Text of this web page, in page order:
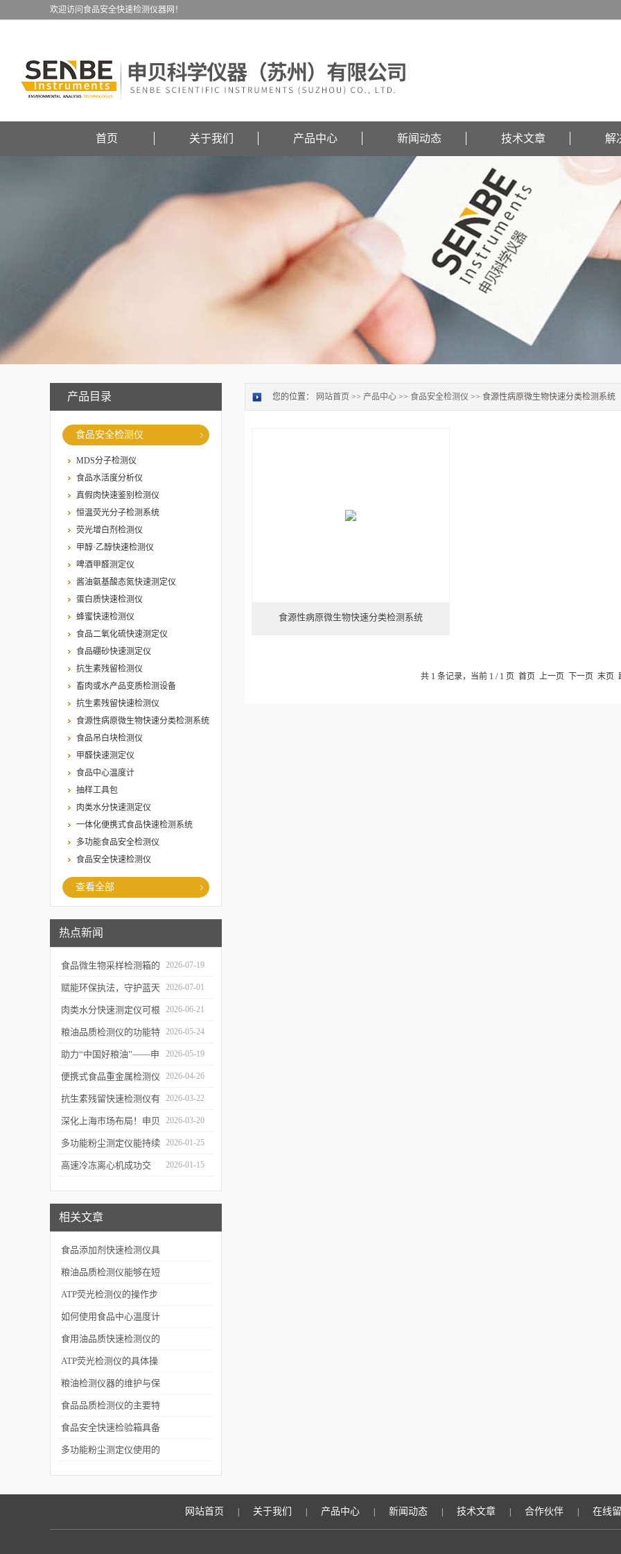
欢迎访问食品安全快速检测仪器网！
首页 关于我们 产品中心 新闻动态 技术文章 解
产品目录
食品安全检测仪
MDS分子检测仪
食品水活度分析仪
真假肉快速鉴别检测仪
恒温荧光分子检测系统
荧光增白剂检测仪
甲醇·乙醇快速检测仪
啤酒甲醛测定仪
酱油氨基酸态氮快速测定仪
蛋白质快速检测仪
蜂蜜快速检测仪
食品二氧化硫快速测定仪
食品硼砂快速测定仪
抗生素残留检测仪
畜肉或水产品变质检测设备
抗生素残留快速检测仪
食源性病原微生物快速分类检测系统
食品吊白块检测仪
甲醛快速测定仪
食品中心温度计
抽样工具包
肉类水分快速测定仪
一体化便携式食品快速检测系统
多功能食品安全检测仪
食品安全快速检测仪
查看全部
热点新闻
食品微生物采样检测箱的
结构功能及具体使用流程
介绍
2026-07-19
赋能环保执法，守护蓝天
白云——粉尘测定仪成功
交付某市生态环境执法支
队
2026-07-01
肉类水分快速测定仪可根
据不同肉品的特性切换对
应检测模式
2026-06-21
粮油品质检测仪的功能特
点及优势体现
2026-05-24
助力“中国好粮油”——申
贝科学仪器粮油检测仪器
整装发往粮油站
2026-05-19
便携式食品重金属检测仪
有哪些特点值得选择？
2026-04-26
抗生素残留快速检测仪有
哪些优势值得选择？
2026-03-22
深化上海市场布局！申贝
科学仪器水质在线监测仪
成功签约沪上客户
2026-03-20
多功能粉尘测定仪能持续
监测粉尘浓度，实时显示
2026-01-25
高速冷冻离心机成功交 2026-01-15
相关文章
食品添加剂快速检测仪具
备高灵敏度和低检出限
粮油品质检测仪能够在短
时间内提供检测结果
ATP荧光检测仪的操作步
骤和使用注意事项
如何使用食品中心温度计
食用油品质快速检测仪的
操作简单适用领域广
ATP荧光检测仪的具体操
作流程及应用场景
粮油检测仪器的维护与保
养
食品品质检测仪的主要特
点
食品安全快速检验箱具备
数据存储和追溯功能
多功能粉尘测定仪使用的
您的位置： 网站首页 >> 产品中心 >> 食品安全检测仪 >> 食源性病原微生物快速分类检测系统
食源性病原微生物快速分类检测系统
共 1 条记录，当前 1 / 1 页 首页 上一页 下一页 末页
网站首页 关于我们 产品中心 新闻动态 技术文章 合作伙伴 在线